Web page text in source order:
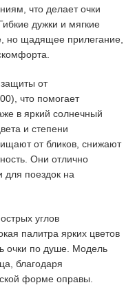
что делает очки
дужки и мягкие
но щадящее прилегание,
от
что помогает
в яркий солнечный
и степени
от бликов, снижают
Они отлично
для поездок на
углов
палитра ярких цветов
очки по душе. Модель
благодаря
форме оправы.